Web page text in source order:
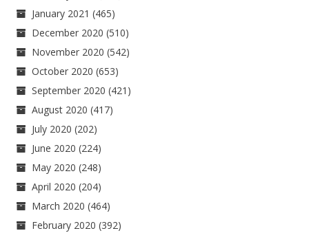
January 2021 (465)
December 2020 (510)
November 2020 (542)
October 2020 (653)
September 2020 (421)
August 2020 (417)
July 2020 (202)
June 2020 (224)
May 2020 (248)
April 2020 (204)
March 2020 (464)
February 2020 (392)